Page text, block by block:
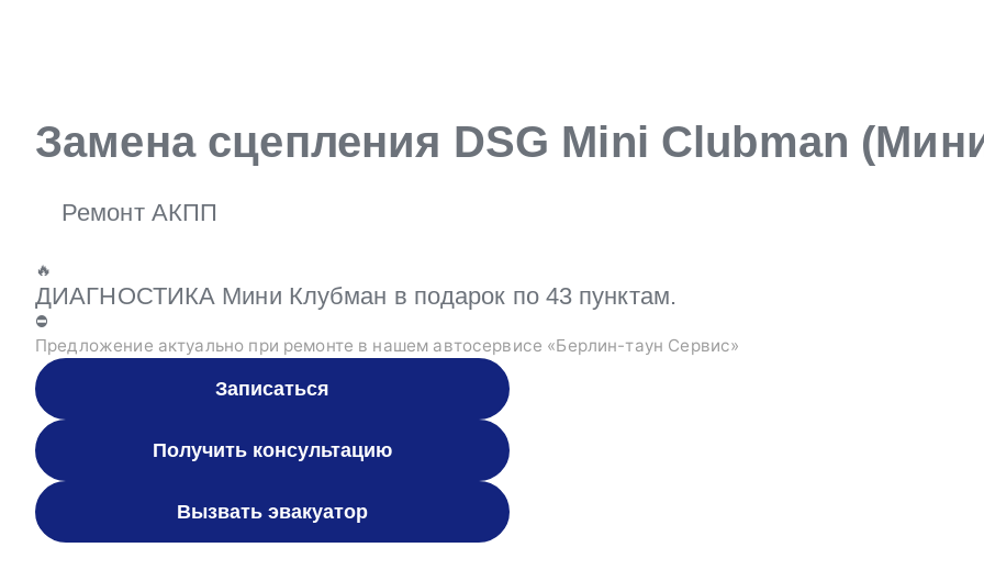
Замена сцепления DSG Mini Clubman
Ремонт АКПП
🔥
ДИАГНОСТИКА Мини Клубман в подарок по 43 пунктам.
⛔
Предложение актуально при ремонте в нашем автосервисе «Берлин-таун Сервис»
Записаться
Получить консультацию
Вызвать эвакуатор